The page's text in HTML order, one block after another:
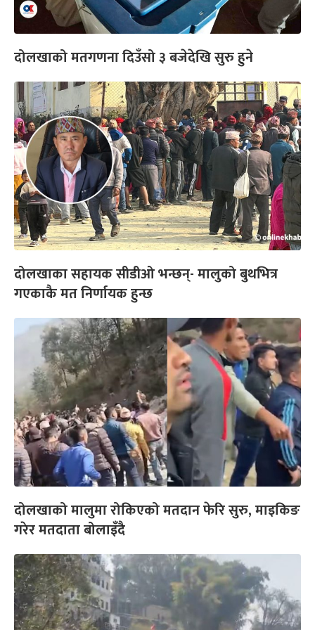
दोलखाको मतगणना दिउँसो ३ बजेदेखि सुरु हुने
दोलखाका सहायक सीडीओ भन्छन्- मालुको बुथभित्र
गएकाकै मत निर्णायक हुन्छ
दोलखाको मालुमा रोकिएको मतदान फेरि सुरु, माइकिङ
गरेर मतदाता बोलाइँदै